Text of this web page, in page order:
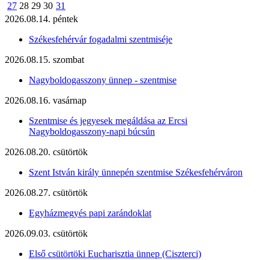
27 28 29 30 31
2026.08.14. péntek
Székesfehérvár fogadalmi szentmiséje
2026.08.15. szombat
Nagyboldogasszony ünnep - szentmise
2026.08.16. vasárnap
Szentmise és jegyesek megáldása az Ercsi
Nagyboldogasszony-napi búcsún
2026.08.20. csütörtök
Szent István király ünnepén szentmise Székesfehérváron
2026.08.27. csütörtök
Egyházmegyés papi zarándoklat
2026.09.03. csütörtök
Első csütörtöki Eucharisztia ünnep (Ciszterci)